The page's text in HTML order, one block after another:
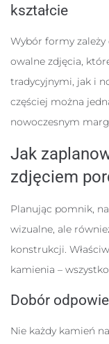
kształcie
Wybór formy
owalne zdjęcia,
tradycyjnymi, jak i
częściej można
nowoczesnym
Jak
zdjęciem
Planując pomnik,
wizualne, ale
konstrukcji.
kamienia –
Dobór
Nie każdy kamień